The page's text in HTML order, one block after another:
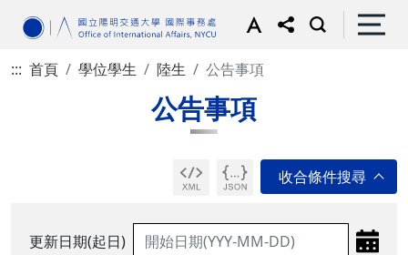
::: 首頁 學位學生 陸生 公告事項
公告事項
更新日期(起日)